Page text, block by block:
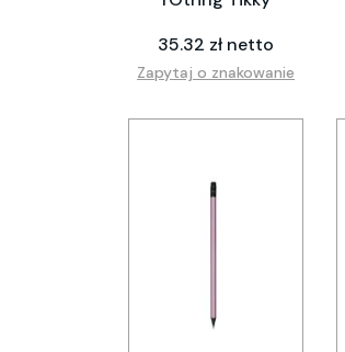
35.32 zł netto
Zapytaj o znakowanie